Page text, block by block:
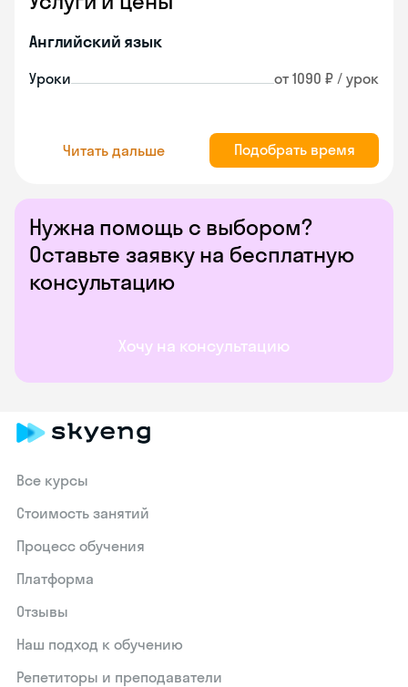
Нужна помощь с выбором?
Оставьте заявку на бесплатную
консультацию
Хочу на консультацию
Английский язык
Уроки от 1090 ₽ / урок
Читать дальше Подобрать время
Все курсы
Стоимость занятий
Процесс обучения
Платформа
Отзывы
Наш подход к обучению
Репетиторы и преподаватели